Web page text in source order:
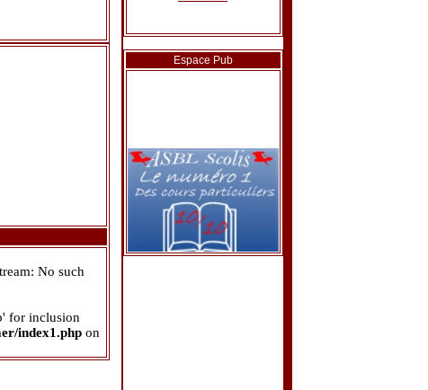
No such
for inclusion
index1.php on
12/09/2009
Le site desWaMerest
officiellement lancé.
Espace Pub